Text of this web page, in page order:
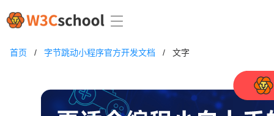
首页 / 字节跳动小程序官方开发文档 / 文字